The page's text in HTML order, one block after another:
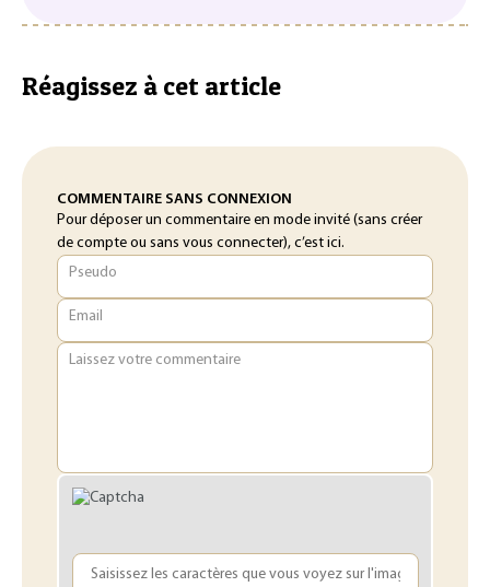
Réagissez à cet article
COMMENTAIRE SANS CONNEXION
Pour déposer un commentaire en mode invité (sans créer
de compte ou sans vous connecter), c’est ici.
Pseudo
Email
Laissez votre commentaire